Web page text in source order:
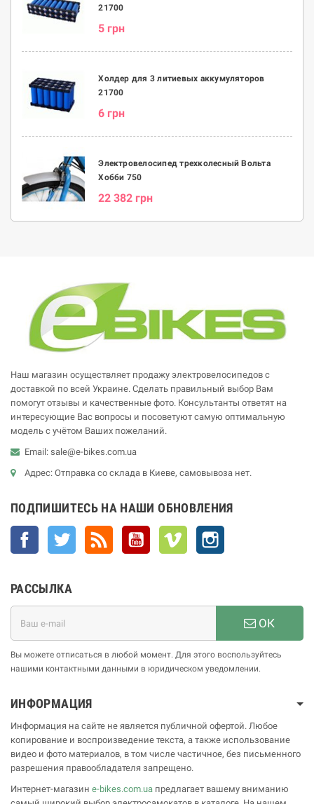
21700
5 грн
Холдер для 3 литиевых аккумуляторов
21700
6 грн
Электровелосипед трехколесный Вольта
Хобби 750
22 382 грн
Наш магазин осуществляет продажу электровелосипедов с
доставкой по всей Украине. Сделать правильный выбор Вам
помогут отзывы и качественные фото. Консультанты ответят на
интересующие Вас вопросы и посоветуют самую оптимальную
модель с учётом Ваших пожеланий.
Email: sale@e-bikes.com.ua
Адрес: Отправка со склада в Киеве, самовывоза нет.
ПОДПИШИТЕСЬ НА НАШИ ОБНОВЛЕНИЯ
Facebook Twitter YouTube Vimeo
РАССЫЛКА
ОК
Вы можете отписаться в любой момент. Для этого воспользуйтесь
нашими контактными данными в юридическом уведомлении.
ИНФОРМАЦИЯ
Информация на сайте не является публичной офертой. Любое
копирование и воспроизведение текста, а также использование
видео и фото материалов, в том числе частичное, без письменного
разрешения правообладателя запрещено.
Интернет-магазин e-bikes.com.ua предлагает вашему вниманию